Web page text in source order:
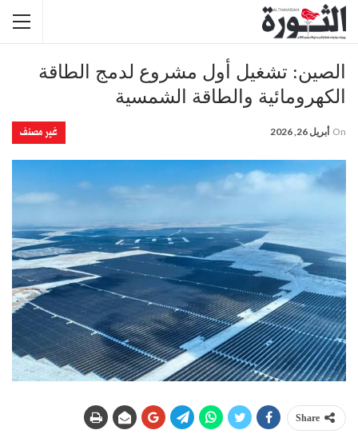
الصين: تشغيل أول مشروع لدمج الطاقة
الكهرومائية والطاقة الشمسية
غير مصنف On أبريل 26, 2026
Share